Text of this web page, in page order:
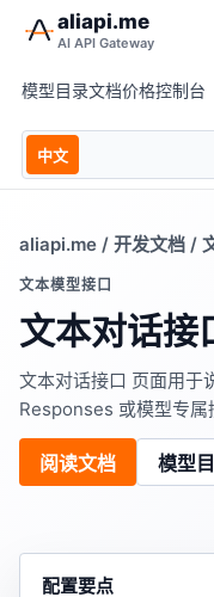
aliapi.me
AI API Gateway
模型目录文档价格控制台
中文
aliapi.me / 开发文档 /
文本模型接口
文本对话接
文本对话接口 页面用于
Responses 或模型专属
阅读文档 模型
配置要点